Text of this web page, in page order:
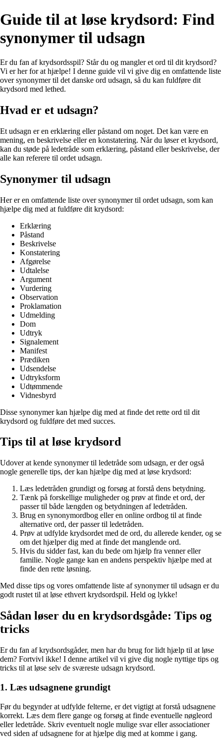
Guide til at løse krydsord: Find
synonymer til udsagn
Er du fan af krydsordsspil? Står du og mangler et ord til dit krydsord?
Vi er her for at hjælpe! I denne guide vil vi give dig en omfattende liste
over synonymer til det danske ord udsagn, så du kan fuldføre dit
krydsord med lethed.
Hvad er et udsagn?
Et udsagn er en erklæring eller påstand om noget. Det kan være en
mening, en beskrivelse eller en konstatering. Når du løser et krydsord,
kan du støde på ledetråde som erklæring, påstand eller beskrivelse, der
alle kan referere til ordet udsagn.
Synonymer til udsagn
Her er en omfattende liste over synonymer til ordet udsagn, som kan
hjælpe dig med at fuldføre dit krydsord:
Erklæring
Påstand
Beskrivelse
Konstatering
Afgørelse
Udtalelse
Argument
Vurdering
Observation
Proklamation
Udmelding
Dom
Udtryk
Signalement
Manifest
Prædiken
Udsendelse
Udtryksform
Udtømmende
Vidnesbyrd
Disse synonymer kan hjælpe dig med at finde det rette ord til dit
krydsord og fuldføre det med succes.
Tips til at løse krydsord
Udover at kende synonymer til ledetråde som udsagn, er der også
nogle generelle tips, der kan hjælpe dig med at løse krydsord:
Læs ledetråden grundigt og forsøg at forstå dens betydning.
Tænk på forskellige muligheder og prøv at finde et ord, der
passer til både længden og betydningen af ledetråden.
Brug en synonymordbog eller en online ordbog til at finde
alternative ord, der passer til ledetråden.
Prøv at udfylde krydsordet med de ord, du allerede kender, og se
om det hjælper dig med at finde det manglende ord.
Hvis du sidder fast, kan du bede om hjælp fra venner eller
familie. Nogle gange kan en andens perspektiv hjælpe med at
finde den rette løsning.
Med disse tips og vores omfattende liste af synonymer til udsagn er du
godt rustet til at løse ethvert krydsordspil. Held og lykke!
Sådan løser du en krydsordsgåde: Tips og
tricks
Er du fan af krydsordsgåder, men har du brug for lidt hjælp til at løse
dem? Fortvivl ikke! I denne artikel vil vi give dig nogle nyttige tips og
tricks til at løse selv de sværeste udsagn krydsord.
1. Læs udsagnene grundigt
Før du begynder at udfylde felterne, er det vigtigt at forstå udsagnene
korrekt. Læs dem flere gange og forsøg at finde eventuelle nøgleord
eller ledetråde. Skriv eventuelt nogle mulige svar eller associationer
ved siden af udsagnene for at hjælpe dig med at komme i gang.